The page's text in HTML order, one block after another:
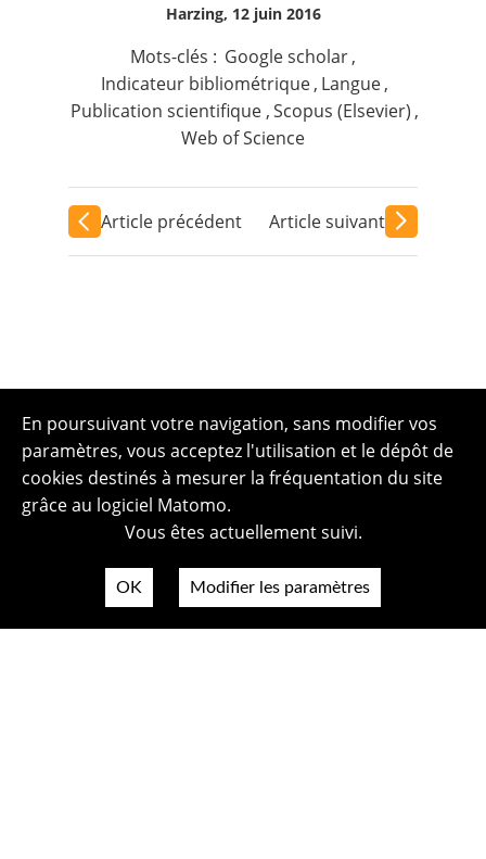
Harzing, 12 juin 2016
Mots-clés : Google scholar,
Indicateur bibliométrique, Langue,
Publication scientifique ,Scopus (Elsevier) ,
Web of Science
Article précédent Article suivant
En poursuivant votre navigation, sans modifier vos
paramètres, vous acceptez l'utilisation et le dépôt de
cookies destinés à mesurer la fréquentation du site
grâce au logiciel Matomo.
Vous êtes actuellement suivi.
OK Modifier les paramètres